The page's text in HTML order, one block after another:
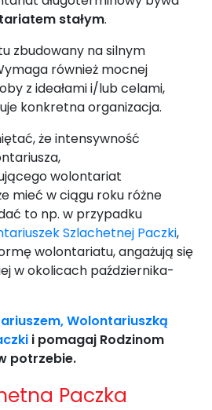
stałym.
zbudowany na silnym
również mocnej
z ideałami i/lub celami,
konkretna organizacja.
że intensywność
wolontariat
mieć w ciągu roku różne
to np. w przypadku
Szlachetnej Paczki,
wolontariatu, angażują się
w okolicach października-
Wolontariuszką
i pomagaj Rodzinom
potrzebie.
Paczka